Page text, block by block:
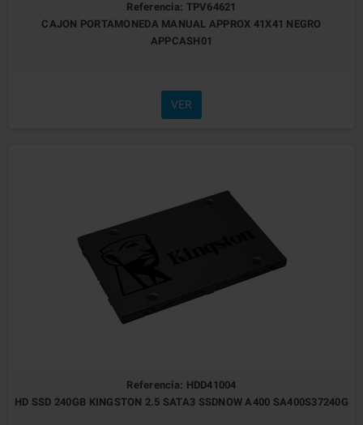
Referencia: TPV64621
CAJON PORTAMONEDA MANUAL APPROX 41X41 NEGRO
APPCASH01
VER
Referencia: HDD41004
HD SSD 240GB KINGSTON 2.5 SATA3 SSDNOW A400 SA400S37240G